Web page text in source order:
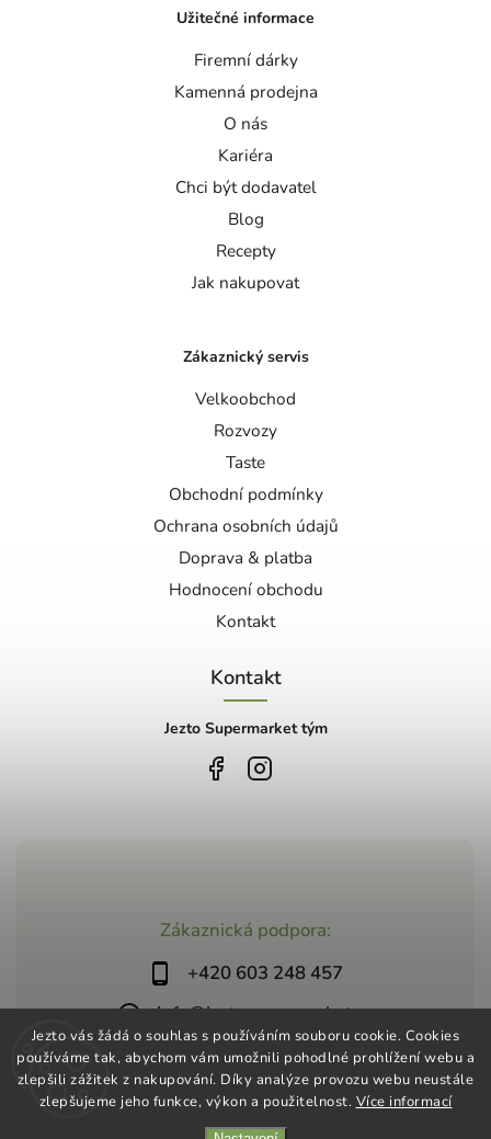
Jezto vás žádá o souhlas s používáním souboru cookie. Cookies
používáme tak, abychom vám umožnili pohodlné prohlížení webu a
zlepšili zážitek z nakupování. Díky analýze provozu webu neustále
zlepšujeme jeho funkce, výkon a použitelnost. Více informací
Zákaznická podpora:
+420 603 248 457
info@jeztosupermarket.cz
Užitečné informace
Firemní dárky
Kamenná prodejna
O nás
Kariéra
Chci být dodavatel
Blog
Recepty
Jak nakupovat
Zákaznický servis
Velkoobchod
Rozvozy
Taste
Obchodní podmínky
Ochrana osobních údajů
Doprava & platba
Hodnocení obchodu
Kontakt
Kontakt
Jezto Supermarket tým